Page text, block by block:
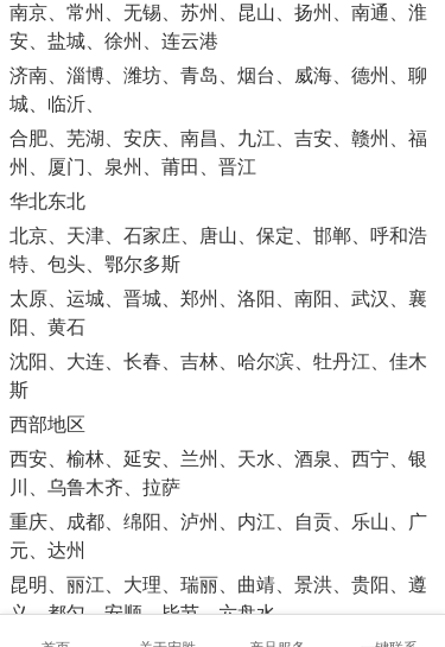
南京、常州、无锡、苏州、昆山、扬州、南通、淮
安、盐城、徐州、连云港
济南、淄博、潍坊、青岛、烟台、威海、德州、聊
城、临沂、
合肥、芜湖、安庆、南昌、九江、吉安、赣州、福
州、厦门、泉州、莆田、晋江
华北东北
北京、天津、石家庄、唐山、保定、邯郸、呼和浩
特、包头、鄂尔多斯
太原、运城、晋城、郑州、洛阳、南阳、武汉、襄
阳、黄石
沈阳、大连、长春、吉林、哈尔滨、牡丹江、佳木
斯
西部地区
西安、榆林、延安、兰州、天水、酒泉、西宁、银
川、乌鲁木齐、拉萨
重庆、成都、绵阳、泸州、内江、自贡、乐山、广
元、达州
昆明、丽江、大理、瑞丽、曲靖、景洪、贵阳、遵
义、都匀、安顺、毕节、六盘水